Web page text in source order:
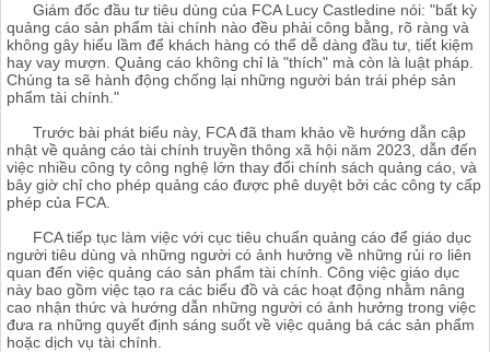
Giám đốc đầu tư tiêu dùng của FCA Lucy Castledine nói: "bất kỳ
quảng cáo sản phẩm tài chính nào đều phải công bằng, rõ ràng và
không gây hiểu lầm để khách hàng có thể dễ dàng đầu tư, tiết kiệm
hay vay mượn. Quảng cáo không chỉ là "thích" mà còn là luật pháp.
Chúng ta sẽ hành động chống lại những người bán trái phép sản
phẩm tài chính."
Trước bài phát biểu này, FCA đã tham khảo về hướng dẫn cập
nhật về quảng cáo tài chính truyền thông xã hội năm 2023, dẫn đến
việc nhiều công ty công nghệ lớn thay đổi chính sách quảng cáo, và
bây giờ chỉ cho phép quảng cáo được phê duyệt bởi các công ty cấp
phép của FCA.
FCA tiếp tục làm việc với cục tiêu chuẩn quảng cáo để giáo dục
người tiêu dùng và những người có ảnh hưởng về những rủi ro liên
quan đến việc quảng cáo sản phẩm tài chính. Công việc giáo dục
này bao gồm việc tạo ra các biểu đồ và các hoạt động nhằm nâng
cao nhận thức và hướng dẫn những người có ảnh hưởng trong việc
đưa ra những quyết định sáng suốt về việc quảng bá các sản phẩm
hoặc dịch vụ tài chính.